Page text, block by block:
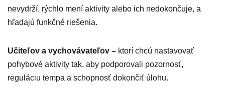
nevydrží, rýchlo mení aktivity alebo ich nedokončuje, a
hľadajú funkčné riešenia.
Učiteľov a vychovávateľov – ktorí chcú nastavovať
pohybové aktivity tak, aby podporovali pozornosť,
reguláciu tempa a schopnosť dokončiť úlohu.